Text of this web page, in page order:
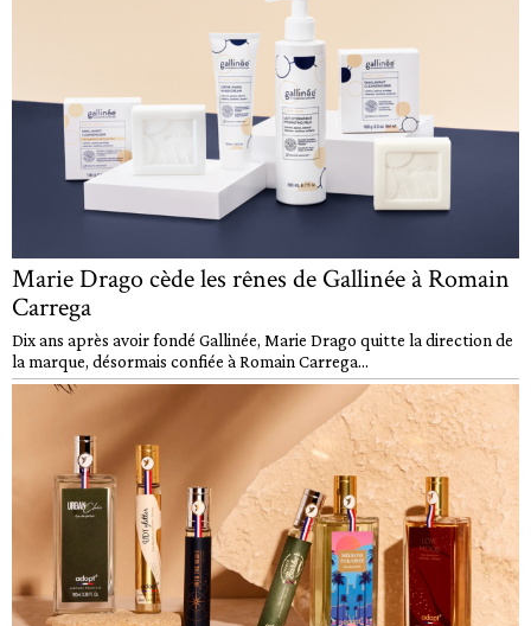
Marie Drago cède les rênes de Gallinée à Romain
Carrega
Dix ans après avoir fondé Gallinée, Marie Drago quitte la direction de
la marque, désormais confiée à Romain Carrega...